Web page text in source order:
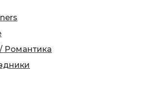
Романтика